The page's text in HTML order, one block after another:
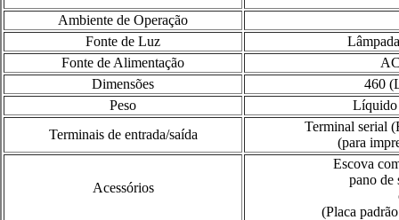
Ambiente de Operação
Fonte de Luz
Fonte de Alimentação
Dimensões
460
Peso
Terminais de entrada/saída
Terminal serial
(para
Acessórios
Escova
pano de
(Placa